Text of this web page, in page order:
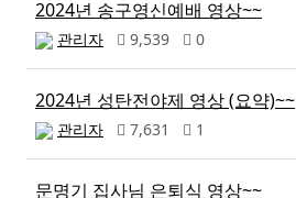
2024년 송구영신예배 영상~~
관리자 9,539 0
2024년 성탄전야제 영상 (요약)~~
관리자 7,631 1
문명기 집사님 은퇴식 영상~~